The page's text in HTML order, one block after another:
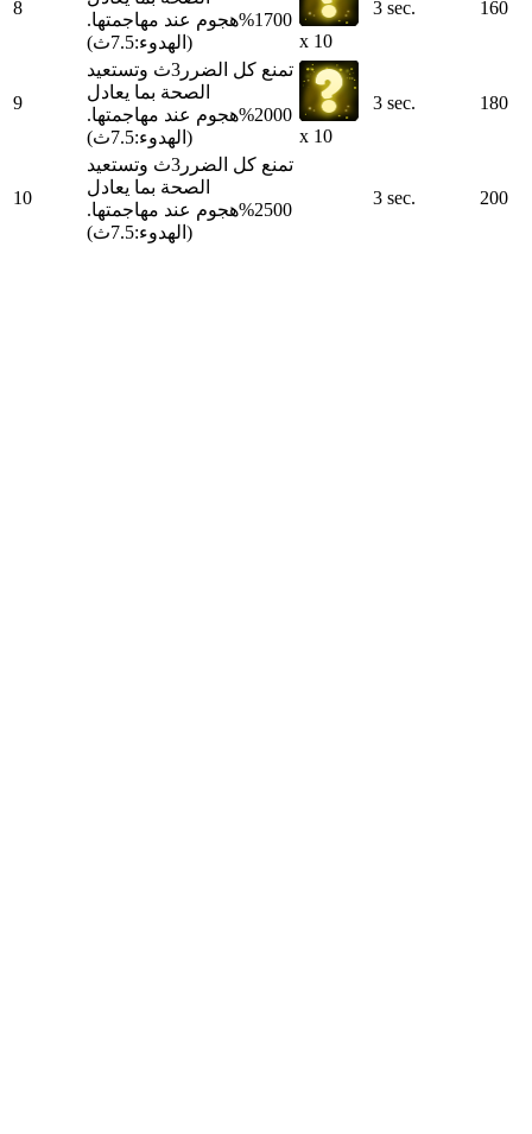
8
1700%هجوم عند مهاجمتها.
(الهدوء:7.5ث)
x 10
3 sec. 160
9
تمنع كل الضرر3ث وتستعيد
الصحة بما يعادل
2000%هجوم عند مهاجمتها.
(الهدوء:7.5ث)
x 10
3 sec. 180
10
تمنع كل الضرر3ث وتستعيد
الصحة بما يعادل
2500%هجوم عند مهاجمتها.
(الهدوء:7.5ث)
3 sec. 200